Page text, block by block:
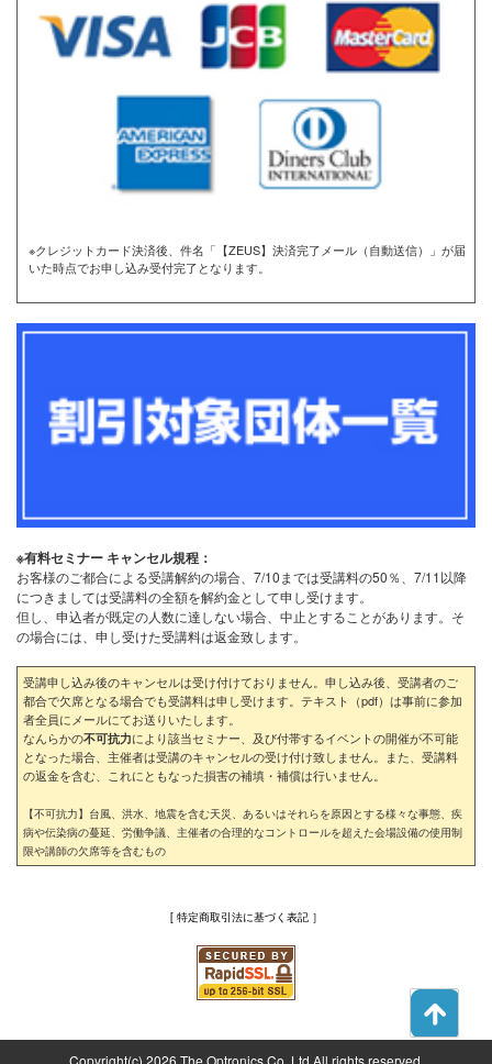
※クレジットカード決済後、件名「【ZEUS】決済完了メール（自動送信）」が届
いた時点でお申し込み受付完了となります。
※有料セミナー キャンセル規程：
お客様のご都合による受講解約の場合、7/10までは受講料の50％、7/11以降
につきましては受講料の全額を解約金として申し受けます。
但し、申込者が既定の人数に達しない場合、中止とすることがあります。そ
の場合には、申し受けた受講料は返金致します。
受講申し込み後のキャンセルは受け付けておりません。申し込み後、受講者のご
都合で欠席となる場合でも受講料は申し受けます。テキスト（pdf）は事前に参加
者全員にメールにてお送りいたします。
なんらかの不可抗力により該当セミナー、及び付帯するイベントの開催が不可能
となった場合、主催者は受講のキャンセルの受け付け致しません。また、受講料
の返金を含む、これにともなった損害の補填・補償は行いません。
【不可抗力】台風、洪水、地震を含む天災、あるいはそれらを原因とする様々な事態、疾
病や伝染病の蔓延、労働争議、主催者の合理的なコントロールを超えた会場設備の使用制
限や講師の欠席等を含むもの
[ 特定商取引法に基づく表記 ］
Copyright(c) 2026 The Optronics Co. Ltd All rights reserved.